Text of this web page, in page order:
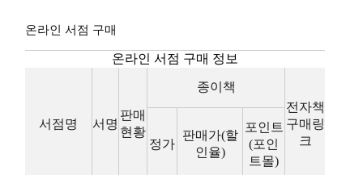
온라인 서점 구매
온라인 서점 구매 정보
서점명 서명
판매
현황
종이책
전자책
구매링
크
정가
판매가(할
인율)
포인트
(포인
트몰)